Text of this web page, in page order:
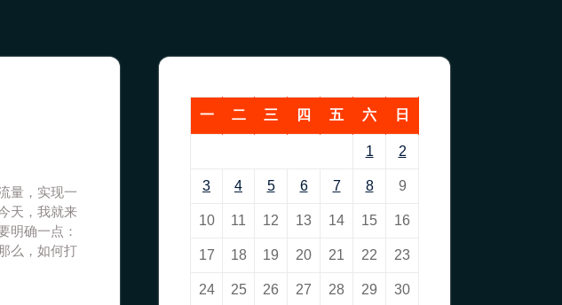
量，实现一
天，我就来
明确一点：
么，如何打
一 二 三 四 五 六 日
1 2
3 4 5 6 7 8 9
10 11 12 13 14 15 16
17 18 19 20 21 22 23
24 25 26 27 28 29 30